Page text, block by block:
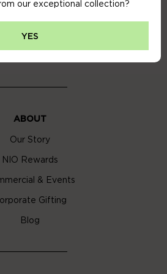
our exceptional collection?
YES
Cookie Policy
ABOUT
Our Story
NIO Rewards
& Events
Gifting
Blog